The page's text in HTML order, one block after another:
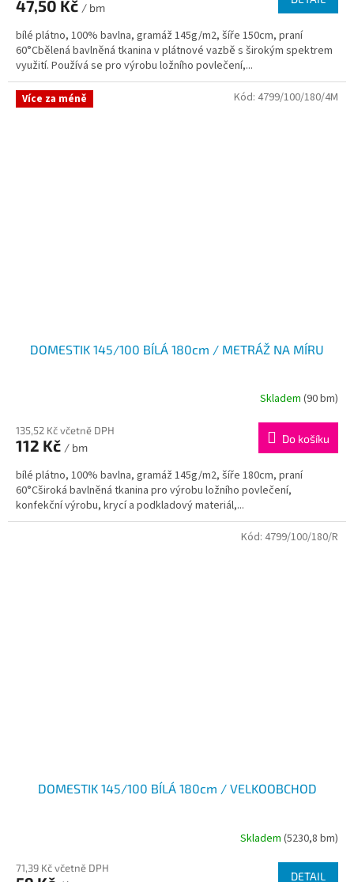
47,50 Kč / bm
bílé plátno, 100% bavlna, gramáž 145g/m2, šíře 150cm, praní
60°Cbělená bavlněná tkanina v plátnové vazbě s širokým spektrem
využití. Používá se pro výrobu ložního povlečení,...
Více za méně
DOMESTIK 145/100 BÍLÁ 180cm / METRÁŽ NA MÍRU
Skladem (90 bm)
135,52 Kč včetně DPH
112 Kč / bm
Do košíku
bílé plátno, 100% bavlna, gramáž 145g/m2, šíře 180cm, praní
60°Cširoká bavlněná tkanina pro výrobu ložního povlečení,
konfekční výrobu, krycí a podkladový materiál,...
Kód: 4799/100/180/4M
DOMESTIK 145/100 BÍLÁ 180cm / VELKOOBCHOD
Skladem (5230,8 bm)
71,39 Kč včetně DPH
DETAIL
Kód: 4799/100/180/R